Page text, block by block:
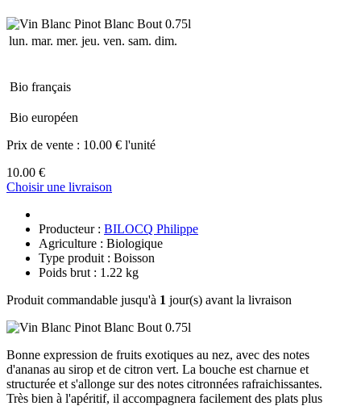
lun. mar. mer. jeu. ven. sam. dim.
Bio français
Bio européen
Prix de vente : 10.00 € l'unité
10.00 €
Choisir une livraison
Producteur : BILOCQ Philippe
Agriculture : Biologique
Type produit : Boisson
Poids brut : 1.22 kg
Produit commandable jusqu'à 1 jour(s) avant la livraison
Bonne expression de fruits exotiques au nez, avec des notes
d'ananas au sirop et de citron vert. La bouche est charnue et
structurée et s'allonge sur des notes citronnées rafraichissantes.
Très bien à l'apéritif, il accompagnera facilement des plats plus